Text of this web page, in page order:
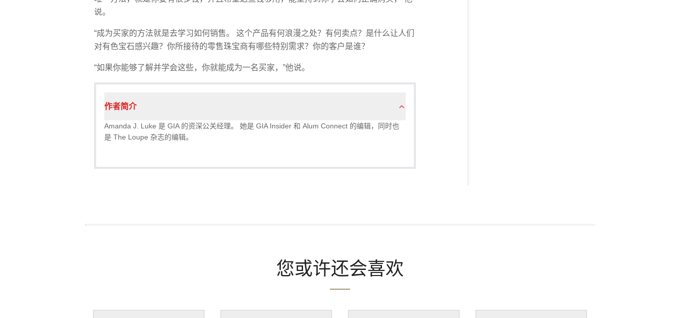
说。
“成为买家的方法就是去学习如何销售。 这个产品有何浪漫之处？有何卖点？是什么让人们
对有色宝石感兴趣？你所接待的零售珠宝商有哪些特别需求？你的客户是谁？
“如果你能够了解并学会这些，你就能成为一名买家，”他说。
作者简介
Amanda J. Luke 是 GIA 的资深公关经理。 她是 GIA Insider 和 Alum Connect 的编辑，同时也
是 The Loupe 杂志的编辑。
您或许还会喜欢